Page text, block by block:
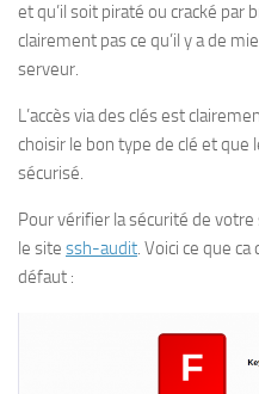
et qu’il soit piraté ou cracké par
clairement pas ce qu’il y a de
serveur.
L’accès via des clés est
choisir le bon type de clé et
sécurisé.
Pour vérifier la sécurité de
le site ssh-audit. Voici ce que
défaut :